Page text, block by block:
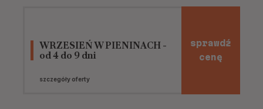
WRZESIEŃ W PIENINACH -
od 4 do 9 dni
szczegóły oferty
sprawdź
cenę